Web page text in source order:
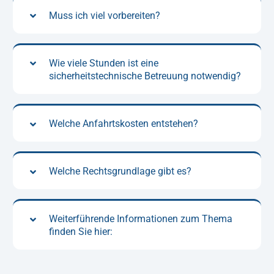
Muss ich viel vorbereiten?
Wie viele Stunden ist eine
sicherheitstechnische Betreuung notwendig?
Welche Anfahrtskosten entstehen?
Welche Rechtsgrundlage gibt es?
Weiterführende Informationen zum Thema
finden Sie hier: